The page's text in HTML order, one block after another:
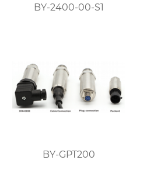
BY-2400-00-S1
BY-GPT200